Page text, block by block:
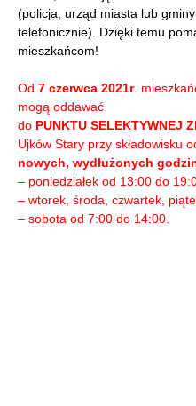
(policja, urząd miasta lub
telefonicznie). Dzięki temu
mieszkańcom!
Od 7 czerwca 2021r.
mogą oddawać
do PUNKTU SELEKTYWNEJ
Ujków Stary przy składowisku
nowych, wydłużonych
– poniedziałek od 13:00 do
– wtorek, środa, czwartek,
– sobota od 7:00 do 14:00.